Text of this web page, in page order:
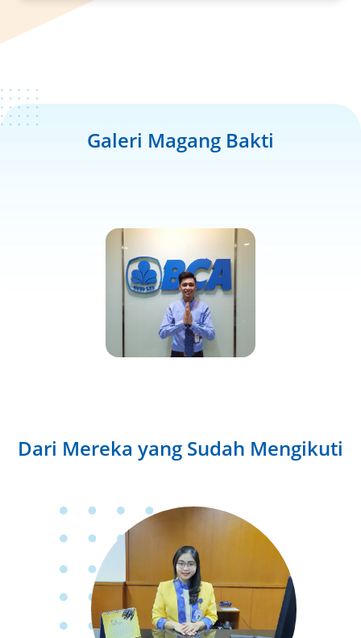
Galeri Magang Bakti
Dari Mereka yang Sudah Mengikuti